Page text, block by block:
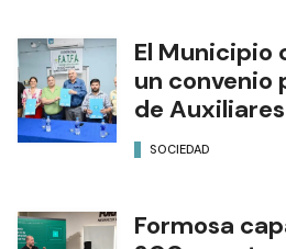
El
un convenio
de
SOCIEDAD
Formosa